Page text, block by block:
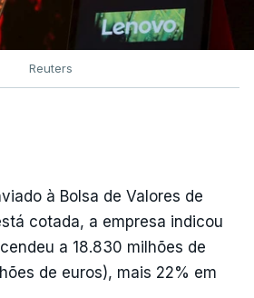
Reuters
à Bolsa de Valores de
cotada, a empresa indicou
a 18.830 milhões de
de euros), mais 22% em